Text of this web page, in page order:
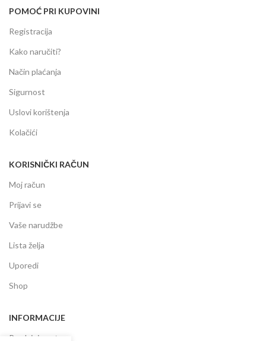
POMOĆ PRI KUPOVINI
Registracija
Kako naručiti?
Način plaćanja
Sigurnost
Uslovi korištenja
Kolačići
KORISNIČKI RAČUN
Moj račun
Prijavi se
Vaše narudžbe
Lista želja
Uporedi
Shop
INFORMACIJE
Prodajni centar